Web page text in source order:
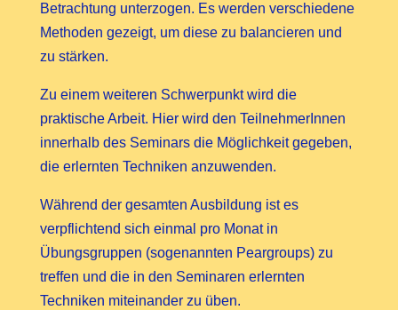
Betrachtung unterzogen. Es werden verschiedene
Methoden gezeigt, um diese zu balancieren und
zu stärken.
Zu einem weiteren Schwerpunkt wird die
praktische Arbeit. Hier wird den TeilnehmerInnen
innerhalb des Seminars die Möglichkeit gegeben,
die erlernten Techniken anzuwenden.
Während der gesamten Ausbildung ist es
verpflichtend sich einmal pro Monat in
Übungsgruppen (sogenannten Peargroups) zu
treffen und die in den Seminaren erlernten
Techniken miteinander zu üben.